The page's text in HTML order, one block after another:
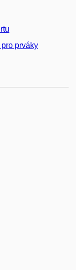
prváky